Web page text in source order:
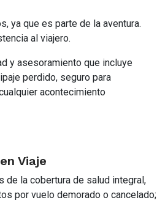
ya que es parte de la aventura.
al viajero.
y asesoramiento que incluye
perdido, seguro para
acontecimiento
Viaje
de la cobertura de salud integral,
por vuelo demorado o cancelado;